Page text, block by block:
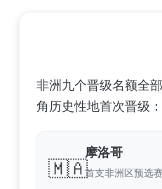
非洲九个晋级名额全
角历史性地首次晋级：
🇲🇦
摩洛哥
首支非洲区预选